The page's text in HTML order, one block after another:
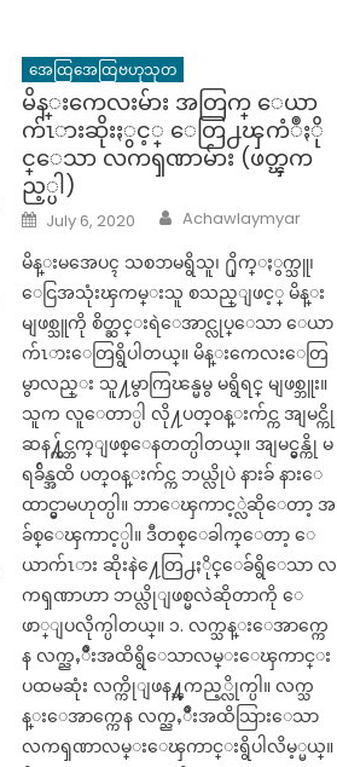
အေထြအေထြဗဟုသုတ
မိန္းကေလးမ်ား အတြက္ ေယာ
က်ၤားဆိုးႏွင့္ ေတြ႕ၾကံဳႏို
င္ေသာ လကၡဏာမ်ား (ဖတ္ၾက
ည့္ပါ)
Posted
on
July 6, 2020 Author
Achawlaymyar
မိန္းမအေပၚ သစၥာမရွိသူ၊ ႐ိုက္ႏွက္သူ၊
ေငြအသုံးၾကမ္းသူ စသည္ျဖင့္ မိန္း
မျဖစ္သူကို စိတ္ဆင္းရဲေအာင္လုပ္ေသာ ေယာ
က်ၤားေတြရွိပါတယ္။ မိန္းကေလးေတြ
မွာလည္း သူ႔မွာကြၽန္မမွ မရွိရင္ မျဖစ္ဘူး။
သူက လူေတာ္ပါ လို႔ပတ္ဝန္းက်င္က အျမင္ကို
ဆန႔္က်င္ဘက္ျဖစ္ေနတတ္ပါတယ္။ အျမင္မွန္ကို မ
ရခ်ိန္အထိ ပတ္ဝန္းက်င္က ဘယ္လိုပဲ နားခ် နားေ
ထာင္မွာမဟုတ္ပါ။ ဘာေၾကာင့္လဲဆိုေတာ့ အ
ခ်စ္ေၾကာင့္ပါ။ ဒီတစ္ေခါက္ေတာ့ ေ
ယာက်ၤား ဆိုးနဲ႔ေတြ႕ႏိုင္ေခ်ရွိေသာ လ
ကၡဏာဟာ ဘယ္လိုျဖစ္မလဲဆိုတာကို ေ
ဖာ္ျပလိုက္ပါတယ္။ ၁. လက္သန္းေအာက္ကေ
န လက္ညႇိဳးအထိရွိေသာလမ္းေၾကာင္း
ပထမဆုံး လက္ကိုျဖန႔္ၾကည့္လိုက္ပါ။ လက္သ
န္းေအာက္ကေန လက္ညႇိဳးအထိသြားေသာ
လကၡဏာလမ္းေၾကာင္းရွိပါလိမ့္မယ္။